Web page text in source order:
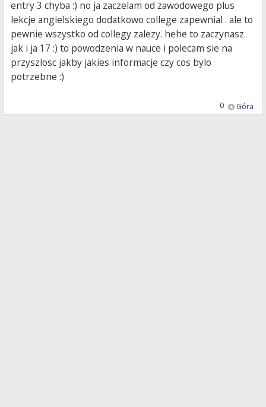
entry 3 chyba :) no ja zaczelam od zawodowego plus
lekcje angielskiego dodatkowo college zapewnial . ale to
pewnie wszystko od collegy zalezy. hehe to zaczynasz
jak i ja 17 :) to powodzenia w nauce i polecam sie na
przyszlosc jakby jakies informacje czy cos bylo
potrzebne :)
Góra
0